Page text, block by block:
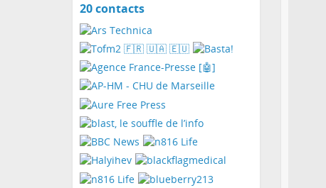
20 contactsView